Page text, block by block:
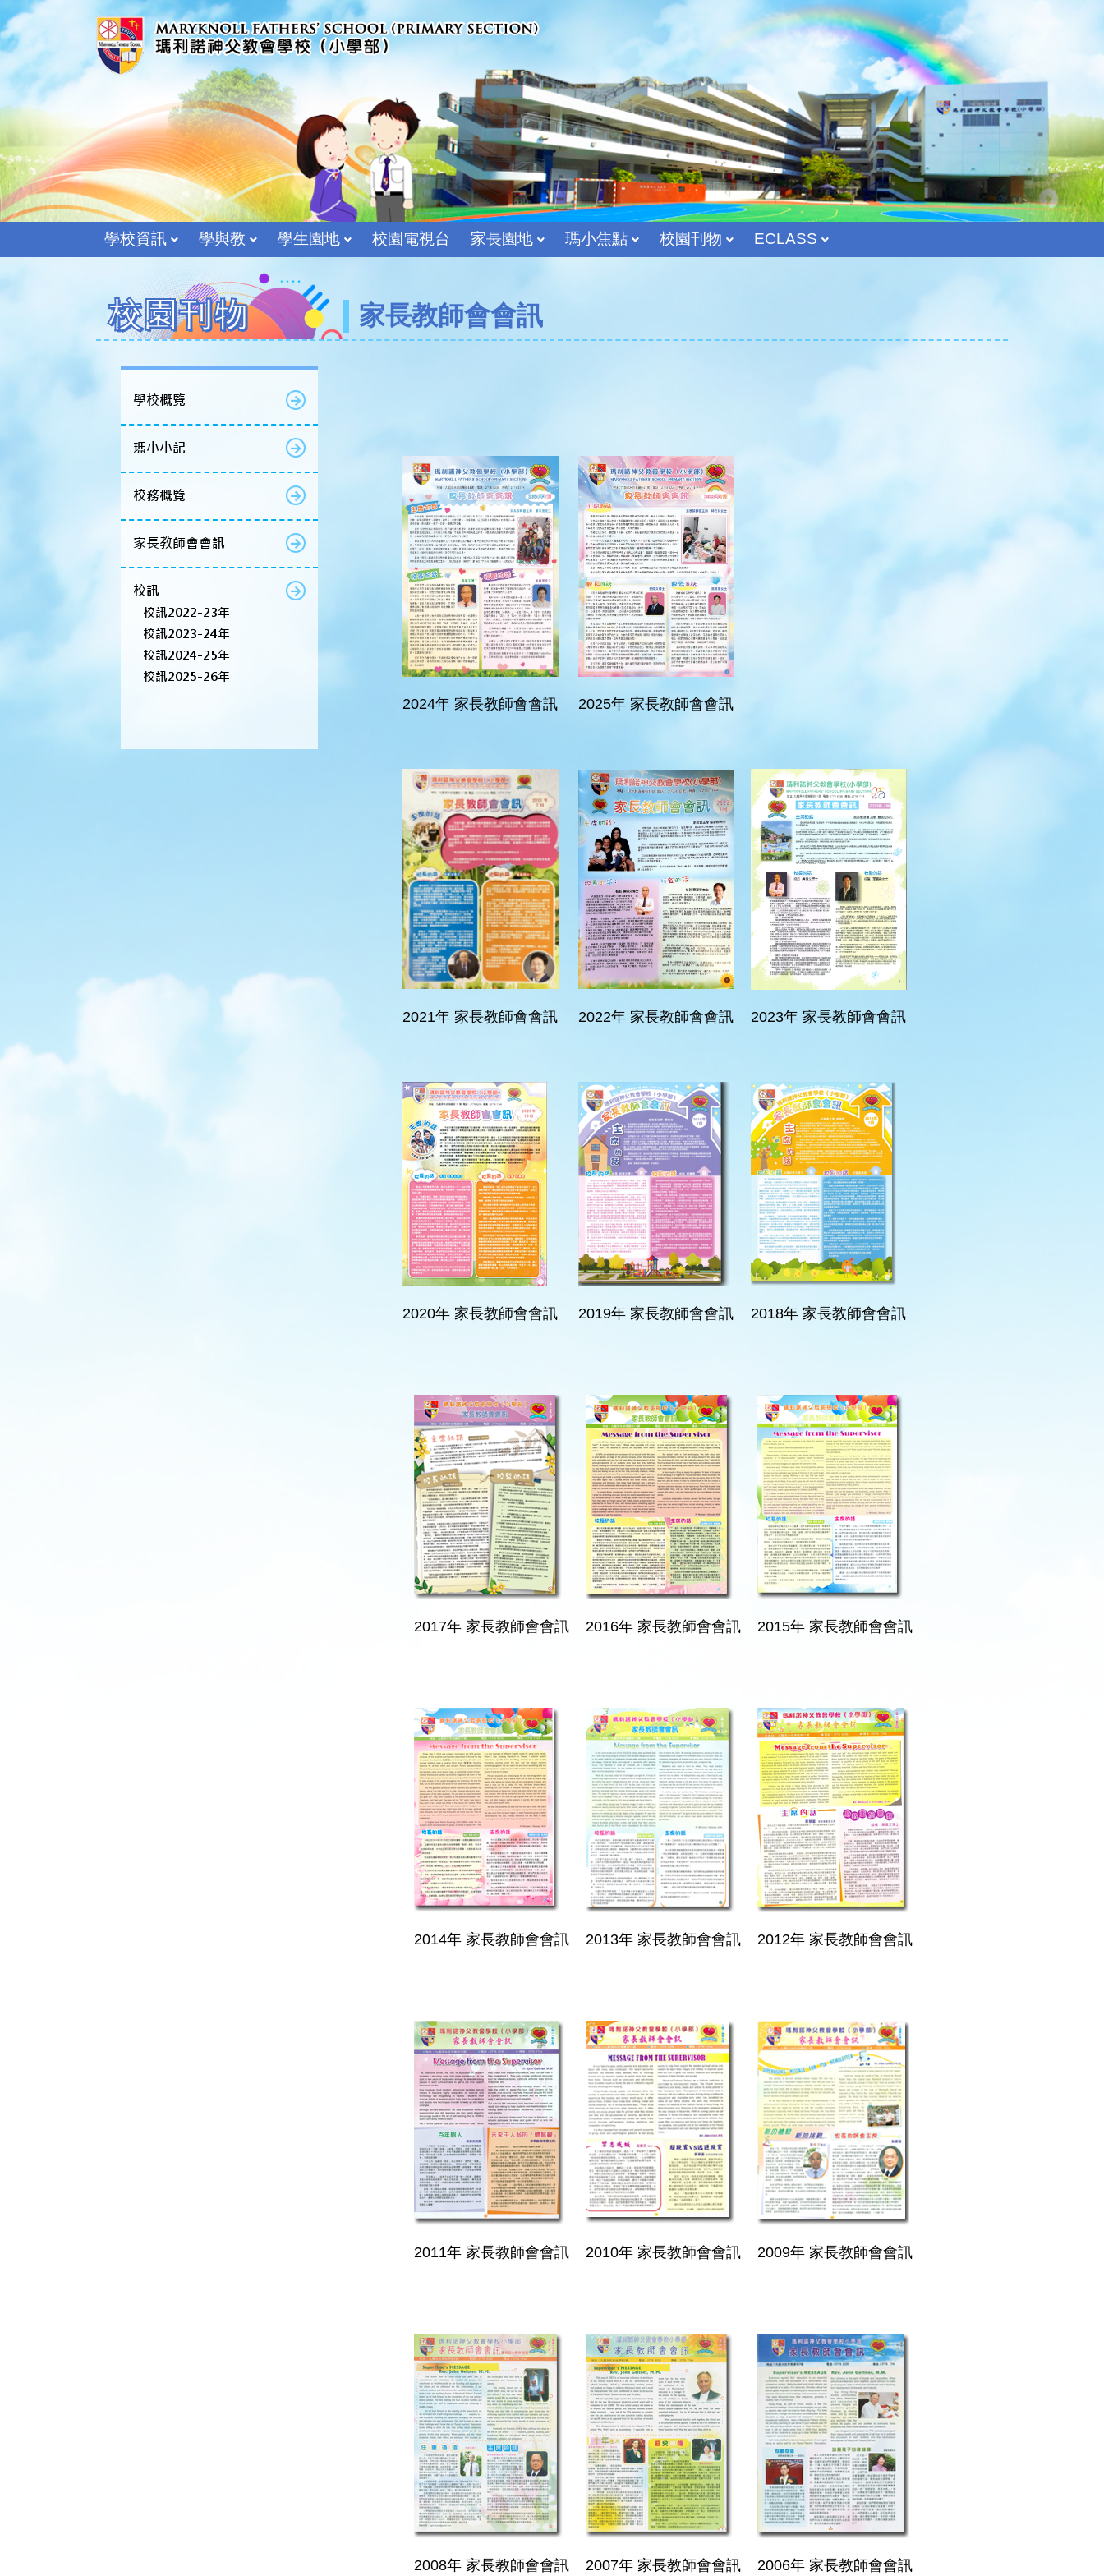
學校資訊 學與教 學生園地 校園電視台 家長園地 瑪小焦點 校園刊物 ECLASS
校園刊物
學校概覽
瑪小小記
校務概覽
家長教師會會訊
校訊
校訊2022-23年
校訊2023-24年
校訊2024-25年
校訊2025-26年
家長教師會會訊
2024年 家長教師會會訊 2025年 家長教師會會訊
2021年 家長教師會會訊 2022年 家長教師會會訊 2023年 家長教師會會訊
2020年 家長教師會會訊 2019年 家長教師會會訊 2018年 家長教師會會訊
2017年 家長教師會會訊 2016年 家長教師會會訊 2015年 家長教師會會訊
2014年 家長教師會會訊 2013年 家長教師會會訊 2012年 家長教師會會訊
2011年 家長教師會會訊 2010年 家長教師會會訊 2009年 家長教師會會訊
2008年 家長教師會會訊 2007年 家長教師會會訊 2006年 家長教師會會訊